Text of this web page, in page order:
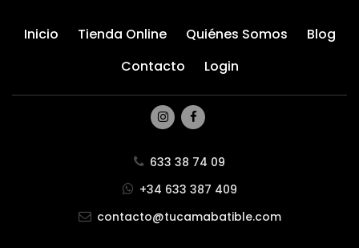
Inicio Tienda Online Quiénes Somos
Blog
Contacto
Login
633 38 74 09
+34 633 387 409
contacto@tucamabatible.com